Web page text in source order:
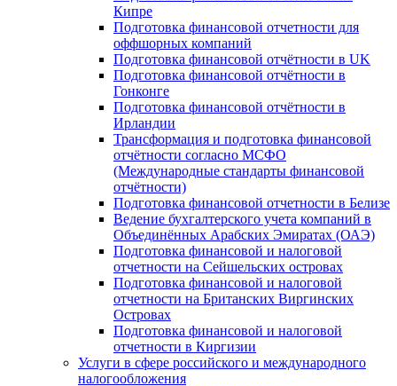
Кипре
Подготовка финансовой отчетности для
оффшорных компаний
Подготовка финансовой отчётности в UK
Подготовка финансовой отчётности в
Гонконге
Подготовка финансовой отчётности в
Ирландии
Трансформация и подготовка финансовой
отчётности согласно МСФО
(Международные стандарты финансовой
отчётности)
Подготовка финансовой отчетности в Белизе
Ведение бухгалтерского учета компаний в
Объединённых Арабских Эмиратах (ОАЭ)
Подготовка финансовой и налоговой
отчетности на Сейшельских островах
Подготовка финансовой и налоговой
отчетности на Британских Виргинских
Островах
Подготовка финансовой и налоговой
отчетности в Киргизии
Услуги в сфере российского и международного
налогообложения